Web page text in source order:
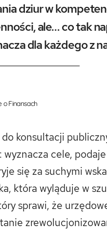
dziur w
ale… co tak
dla każdego z
o Finansach
do konsultacji
cele,
się za suchymi
która wyląduje w
sprawi, że